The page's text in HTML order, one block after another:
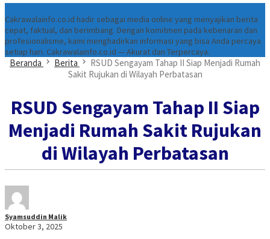
Cakrawalainfo.co.id hadir sebagai media online yang menyajikan berita
cepat, faktual, dan berimbang. Dengan komitmen pada kebenaran dan
profesionalisme, kami menghadirkan informasi yang bisa Anda percaya
setiap hari. Cakrawalainfo.co.id — Akurat dan Terpercaya.
Beranda Berita
RSUD Sengayam Tahap II Siap Menjadi Rumah
Sakit Rujukan di Wilayah Perbatasan
RSUD Sengayam Tahap II Siap
Menjadi Rumah Sakit Rujukan
di Wilayah Perbatasan
Syamsuddin Malik
Oktober 3, 2025